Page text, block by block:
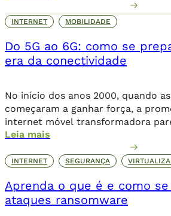
INTERNET MOBILIDADE
Do 5G ao 6G: como se
era da conectividade
No início dos anos 2000, quando
começaram a ganhar força, a
internet móvel transformadora
Logo, o 4G levou essa revolução a
possibilitando o streaming de
de aplicativos e a expansão do e-
Leia mais
INTERNET SEGURANÇA
Aprenda o que é e como
ataques ransomware